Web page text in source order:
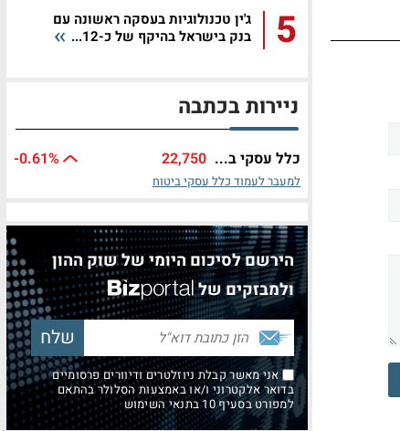
5
ג'ין טכנולוגיות בעסקה ראשונה עם
בנק בישראל בהיקף של כ-12...
ניירות בכתבה
כלל עסקי ב... 22,750
-0.61%
למעבר לעמוד כלל עסקי ביטוח
הירשם לסיכום היומי של שוק ההון
ולמבזקים של
אני מאשר קבלת ניוזלטרים ודיוורים פרסומיים
בדואר אלקטרוני ו/או באמצעות הסלולר בהתאם
למפורט בסעיף 10 בתנאי השימוש